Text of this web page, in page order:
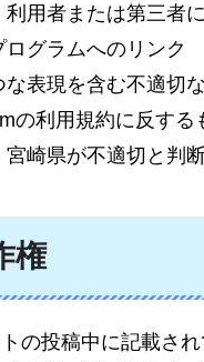
利用者または第三者
ログラムへのリンク
な表現を含む不適切
の利用規約に反する
宮崎県が不適切と判
権
の投稿中に記載さ